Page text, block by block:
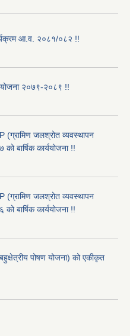
आ.व. २०८१/०८२ !!
योजना २०७९-२०८९ !!
(ग्रामिण जलश्रोत व्यवस्थापन
बार्षिक कार्ययोजना !!
(ग्रामिण जलश्रोत व्यवस्थापन
बार्षिक कार्ययोजना !!
पोषण योजना) को एकीकृत